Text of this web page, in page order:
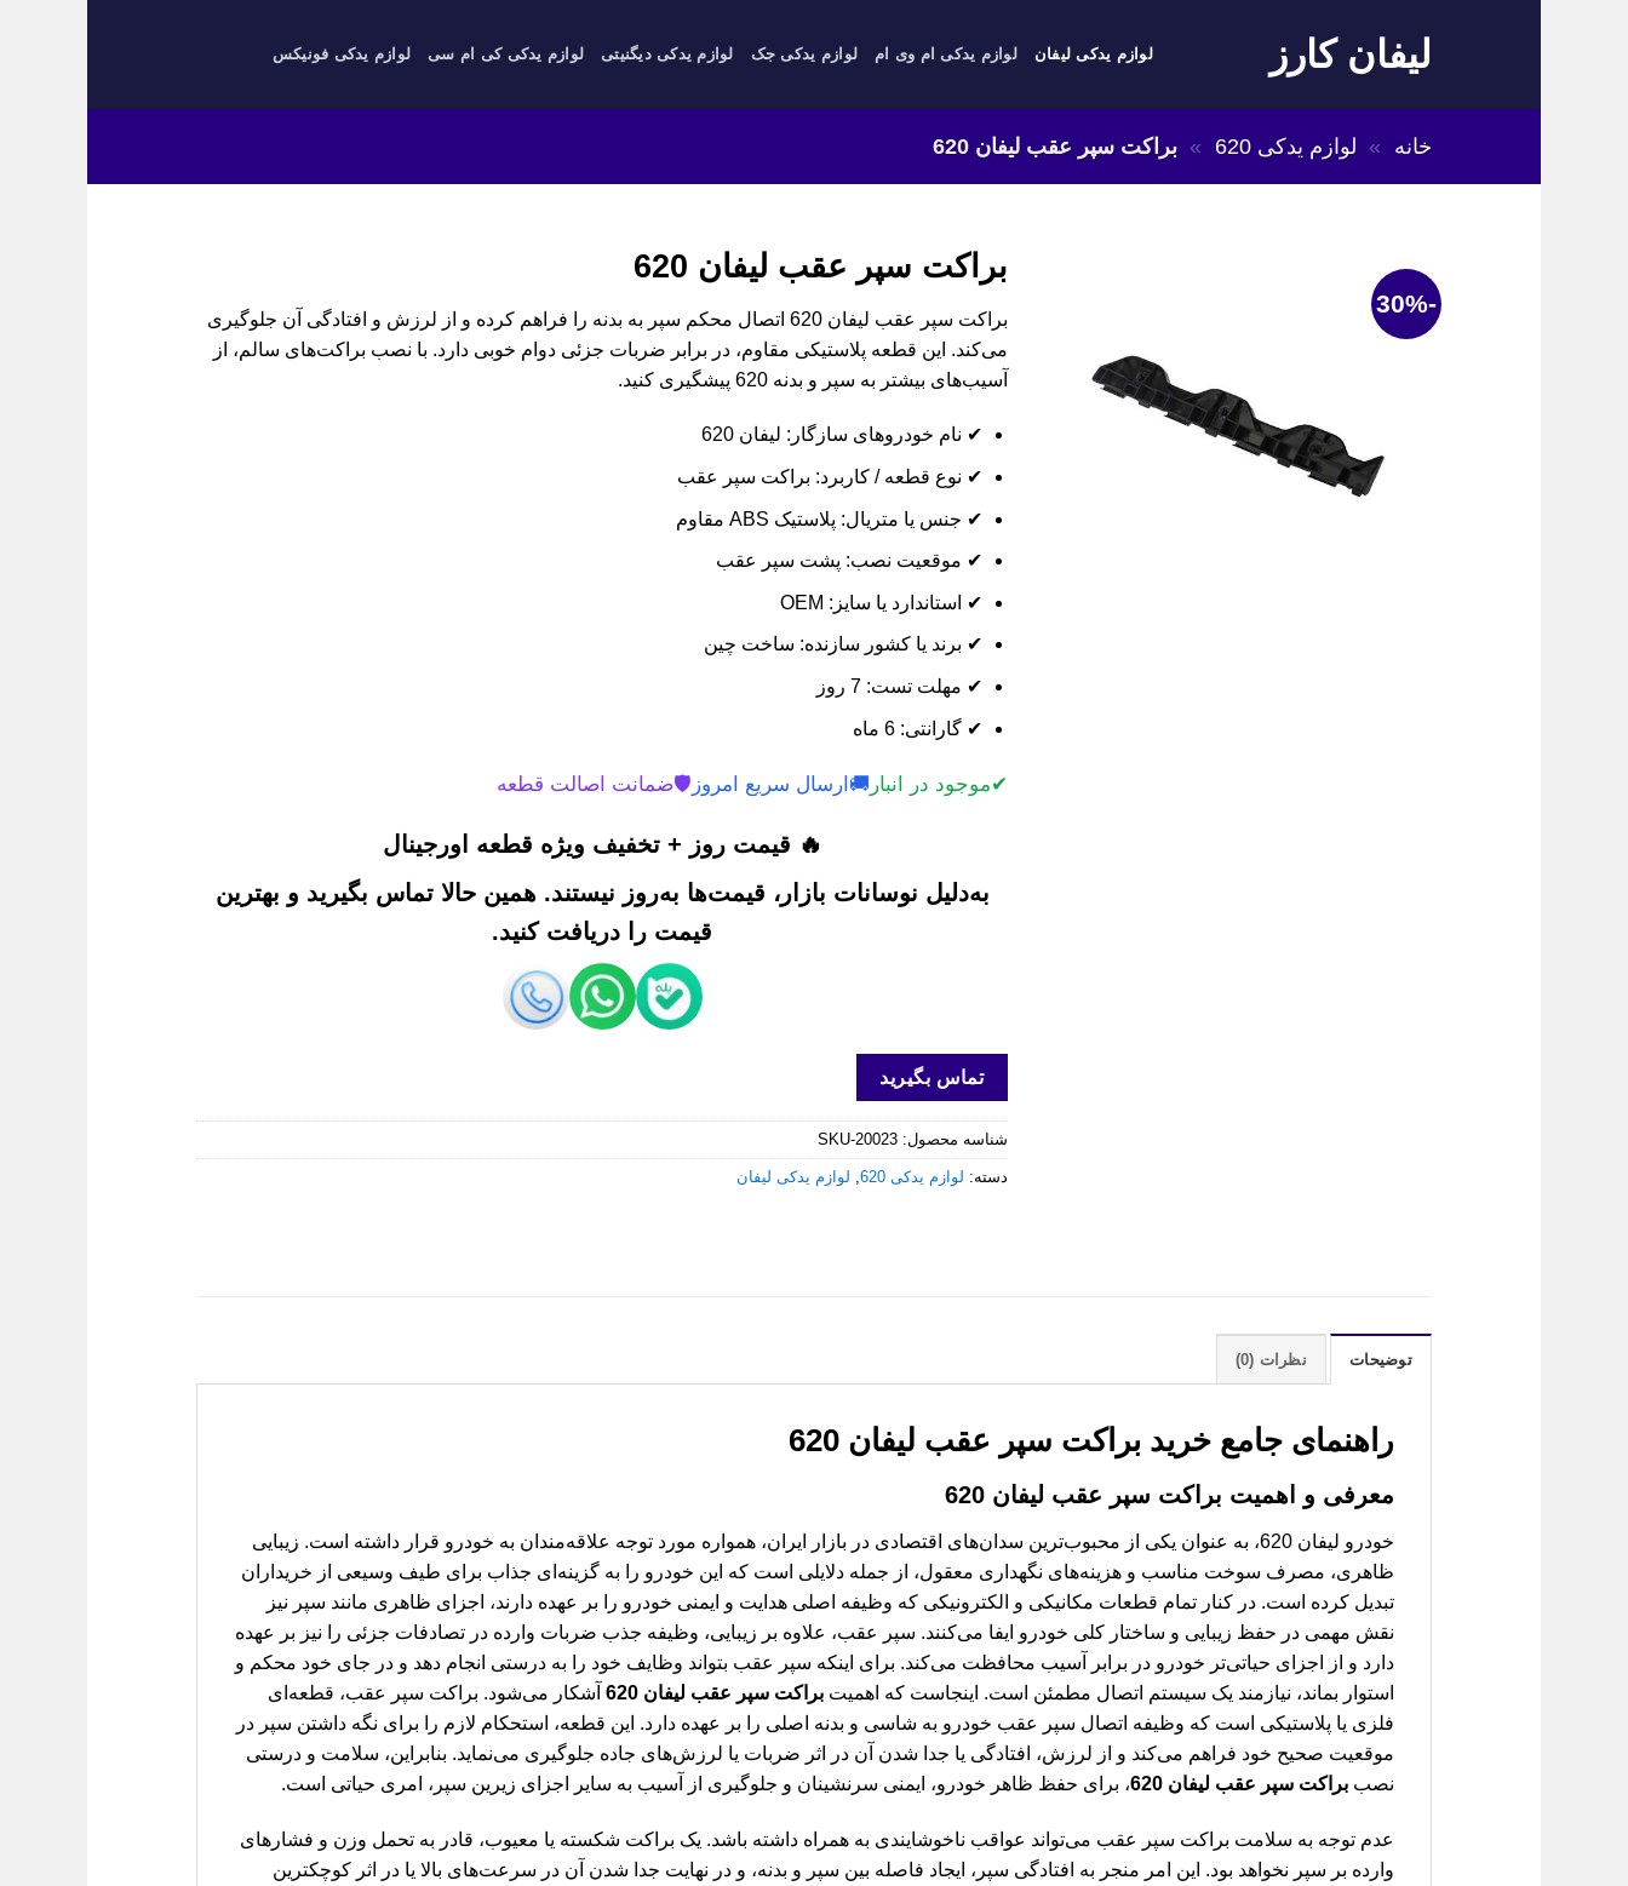
لیفان کارز لوازم یدکی لیفان لوازم یدکی ام وی ام لوازم یدکی جک لوازم یدکی دیگنیتی لوازم یدکی کی ام سی لوازم یدکی فونیکس
خانه » لوازم یدکی 620 » براکت سپر عقب لیفان 620
-30%
براکت سپر عقب لیفان 620
براکت سپر عقب لیفان 620 اتصال محکم سپر به بدنه را فراهم کرده و از لرزش و افتادگی آن جلوگیری
می‌کند. این قطعه پلاستیکی مقاوم، در برابر ضربات جزئی دوام خوبی دارد. با نصب براکت‌های سالم، از
آسیب‌های بیشتر به سپر و بدنه 620 پیشگیری کنید.
✔ نام خودروهای سازگار: لیفان 620
✔ نوع قطعه / کاربرد: براکت سپر عقب
✔ جنس یا متریال: پلاستیک ABS مقاوم
✔ موقعیت نصب: پشت سپر عقب
✔ استاندارد یا سایز: OEM
✔ برند یا کشور سازنده: ساخت چین
✔ مهلت تست: 7 روز
✔ گارانتی: 6 ماه
✔موجود در انبار 🚚 ارسال سریع امروز 🛡️ضمانت اصالت قطعه
🔥 قیمت روز + تخفیف ویژه قطعه اورجینال
به‌دلیل نوسانات بازار، قیمت‌ها به‌روز نیستند. همین حالا تماس بگیرید و بهترین
قیمت را دریافت کنید.
تماس بگیرید
شناسه محصول: SKU-20023
دسته: لوازم یدکی 620 لوازم یدکی لیفان
توضیحات نظرات (0)
راهنمای جامع خرید براکت سپر عقب لیفان 620
معرفی و اهمیت براکت سپر عقب لیفان 620
خودرو لیفان 620، به عنوان یکی از محبوب‌ترین سدان‌های اقتصادی در بازار ایران، همواره مورد توجه علاقه‌مندان به خودرو قرار داشته است. زیبایی
ظاهری، مصرف سوخت مناسب و هزینه‌های نگهداری معقول، از جمله دلایلی است که این خودرو را به گزینه‌ای جذاب برای طیف وسیعی از خریداران
تبدیل کرده است. در کنار تمام قطعات مکانیکی و الکترونیکی که وظیفه اصلی هدایت و ایمنی خودرو را بر عهده دارند، اجزای ظاهری مانند سپر نیز
نقش مهمی در حفظ زیبایی و ساختار کلی خودرو ایفا می‌کنند. سپر عقب، علاوه بر زیبایی، وظیفه جذب ضربات وارده در تصادفات جزئی را نیز بر عهده
دارد و از اجزای حیاتی‌تر خودرو در برابر آسیب محافظت می‌کند. برای اینکه سپر عقب بتواند وظایف خود را به درستی انجام دهد و در جای خود محکم و
استوار بماند، نیازمند یک سیستم اتصال مطمئن است. اینجاست که اهمیت براکت سپر عقب لیفان 620
آشکار می‌شود. براکت سپر عقب، قطعه‌ای
فلزی یا پلاستیکی است که وظیفه اتصال سپر عقب خودرو به شاسی و بدنه اصلی را بر عهده دارد. این قطعه، استحکام لازم را برای نگه داشتن سپر در
موقعیت صحیح خود فراهم می‌کند و از لرزش، افتادگی یا جدا شدن آن در اثر ضربات یا لرزش‌های جاده جلوگیری می‌نماید. بنابراین، سلامت و درستی
نصب براکت سپر عقب لیفان 620 ، برای حفظ ظاهر خودرو، ایمنی سرنشینان و جلوگیری از آسیب به سایر اجزای زیرین سپر، امری حیاتی است.
عدم توجه به سلامت براکت سپر عقب می‌تواند عواقب ناخوشایندی به همراه داشته باشد. یک براکت شکسته یا معیوب، قادر به تحمل وزن و فشارهای
وارده بر سپر نخواهد بود. این امر منجر به افتادگی سپر، ایجاد فاصله بین سپر و بدنه، و در نهایت جدا شدن آن در سرعت‌های بالا یا در اثر کوچکترین